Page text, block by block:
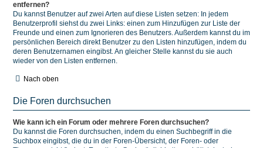
entfernen?
Du kannst Benutzer auf zwei Arten auf diese Listen setzen: In jedem
Benutzerprofil siehst du zwei Links: einen zum Hinzufügen zur Liste der
Freunde und einen zum Ignorieren des Benutzers. Außerdem kannst du im
persönlichen Bereich direkt Benutzer zu den Listen hinzufügen, indem du
deren Benutzernamen eingibst. An gleicher Stelle kannst du sie auch
wieder von den Listen entfernen.
Nach oben
Die Foren durchsuchen
Wie kann ich ein Forum oder mehrere Foren durchsuchen?
Du kannst die Foren durchsuchen, indem du einen Suchbegriff in die
Suchbox eingibst, die du in der Foren-Übersicht, der Foren- oder